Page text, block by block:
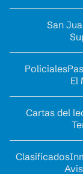
San
Policiales
El
Cartas del
Clasificados